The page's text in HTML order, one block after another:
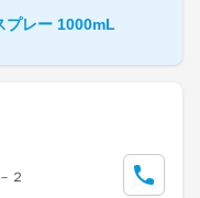
プレー 1000mL
２